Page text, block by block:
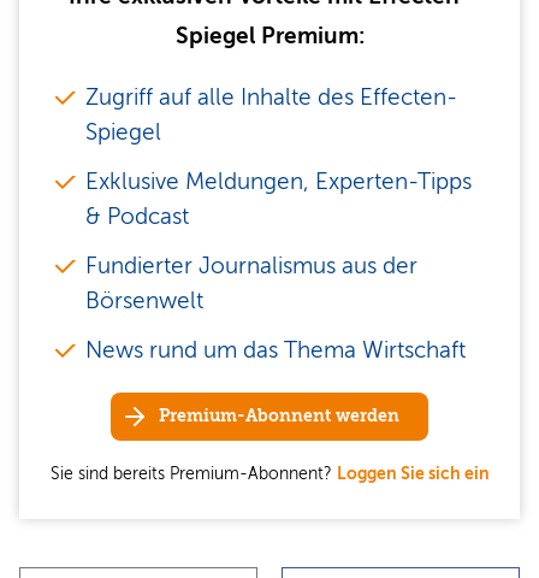
Spiegel Premium:
Zugriff auf alle Inhalte des Effecten-
Spiegel
Exklusive Meldungen, Experten-Tipps
& Podcast
Fundierter Journalismus aus der
Börsenwelt
News rund um das Thema Wirtschaft
Premium-Abonnent werden
Sie sind bereits Premium-Abonnent? Loggen Sie sich ein